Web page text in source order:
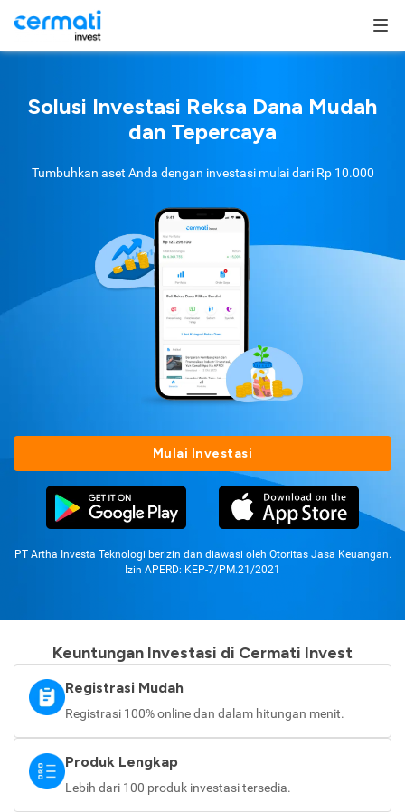
Solusi Investasi Reksa Dana Mudah
dan Tepercaya
Tumbuhkan aset Anda dengan investasi mulai dari Rp 10.000
Mulai Investasi
PT Artha Investa Teknologi berizin dan diawasi oleh Otoritas Jasa Keuangan.
Izin APERD: KEP-7/PM.21/2021
Keuntungan Investasi di Cermati Invest
Registrasi Mudah
Registrasi 100% online dan dalam hitungan menit.
Produk Lengkap
Lebih dari 100 produk investasi tersedia.